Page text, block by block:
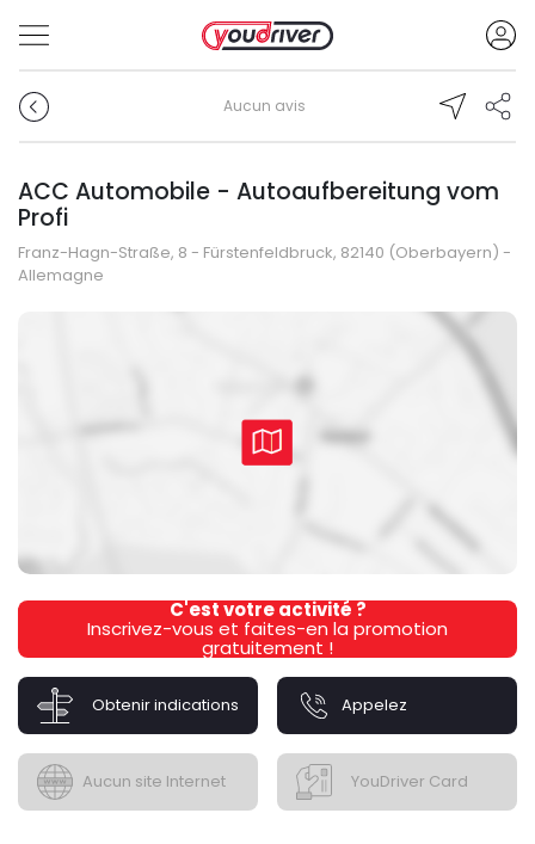
Aucun avis
ACC Automobile - Autoaufbereitung vom
Profi
Franz-Hagn-Straße, 8 - Fürstenfeldbruck, 82140 (Oberbayern) -
Allemagne
C'est votre activité ?
Inscrivez-vous et faites-en la promotion
gratuitement !
Obtenir indications Appelez
Aucun site Internet YouDriver Card